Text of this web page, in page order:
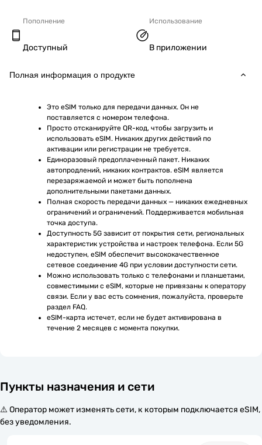
Пополнение
Доступный
Использование
В приложении
Полная информация о продукте
Это eSIM только для передачи данных. Он не
поставляется с номером телефона.
Просто отсканируйте QR-код, чтобы загрузить и
использовать eSIM. Никаких других действий по
активации или регистрации не требуется.
Единоразовый предоплаченный пакет. Никаких
автопродлений, никаких контрактов. eSIM является
перезаряжаемой и может быть пополнена
дополнительными пакетами данных.
Полная скорость передачи данных — никаких ежедневных
ограничений и ограничений. Поддерживается мобильная
точка доступа.
Доступность 5G зависит от покрытия сети, региональных
характеристик устройства и настроек телефона. Если 5G
недоступен, eSIM обеспечит высококачественное
сетевое соединение 4G при условии доступности сети.
Можно использовать только с телефонами и планшетами,
совместимыми с eSIM, которые не привязаны к оператору
связи. Если у вас есть сомнения, пожалуйста, проверьте
раздел FAQ.
eSIM-карта истечет, если не будет активирована в
течение 2 месяцев с момента покупки.
Пункты назначения и сети
⚠️ Оператор может изменять сети, к которым подключается eSIM,
без уведомления.